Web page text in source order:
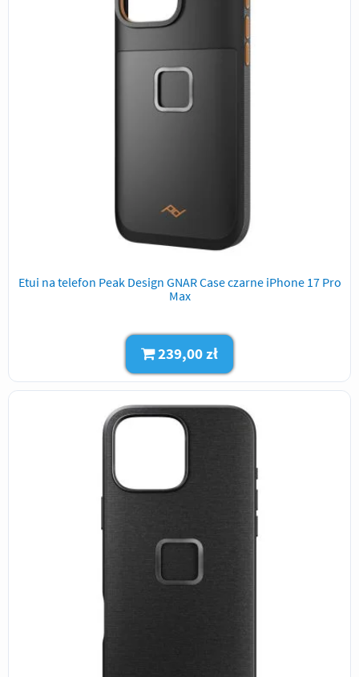
Etui na telefon Peak Design GNAR Case czarne iPhone 17 Pro
Max
239,00 zł